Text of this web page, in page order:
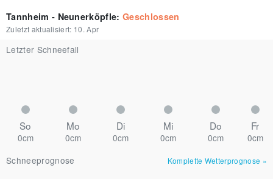
Tannheim - Neunerköpfle:Geschlossen
Zuletzt aktualisiert: 10. Apr
Letzter Schneefall
So Mo Di Mi Do Fr
0cm 0cm 0cm 0cm 0cm
0cm
Schneeprognose
Komplette Wetterprognose »